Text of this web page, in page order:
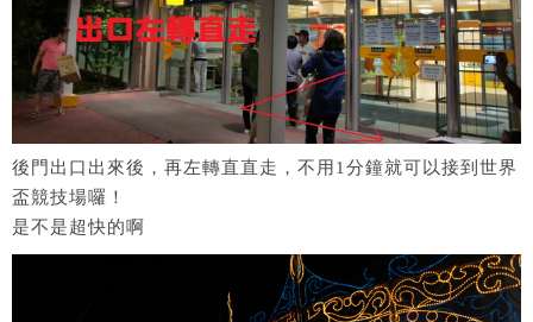
後門出口出來後，再左轉直直走，不用1分鐘就可以接到世界
盃競技場囉！
是不是超快的啊